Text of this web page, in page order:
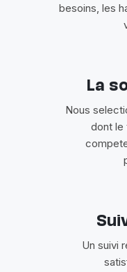
besoins, les
La
Nous
dont le
Un suivi